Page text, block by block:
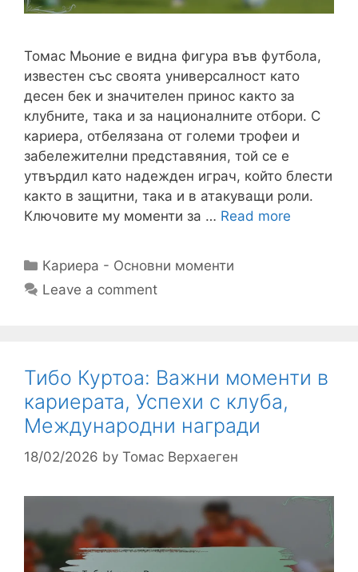
Томас Мьоние е видна фигура във футбола,
известен със своята универсалност като
десен бек и значителен принос както за
клубните, така и за националните отбори. С
кариера, отбелязана от големи трофеи и
забележителни представяния, той се е
утвърдил като надежден играч, който блести
както в защитни, така и в атакуващи роли.
Ключовите му моменти за … Read more
Categories
Кариера - Основни моменти
Leave a comment
Тибо Куртоа: Важни моменти в
кариерата, Успехи с клуба,
Международни награди
18/02/2026 by Томас Верхаеген